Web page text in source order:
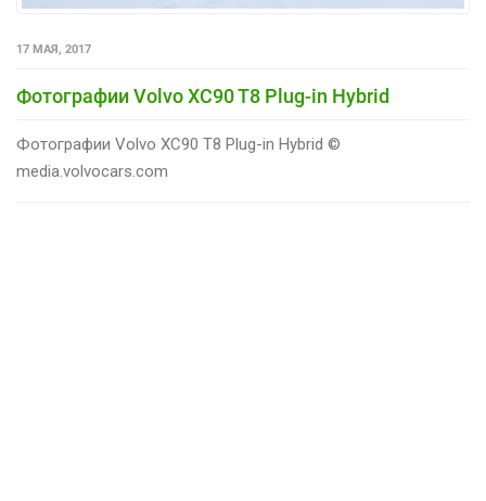
17 МАЯ, 2017
Фотографии Volvo XC90 T8 Plug-in Hybrid
Фотографии Volvo XC90 T8 Plug-in Hybrid ©
media.volvocars.com